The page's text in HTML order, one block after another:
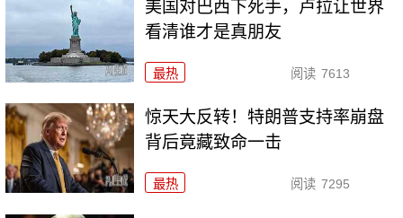
美国对巴西下死手，卢拉让世界
看清谁才是真朋友
最热 阅读 7613
惊天大反转！特朗普支持率崩盘
背后竟藏致命一击
最热 阅读 7295